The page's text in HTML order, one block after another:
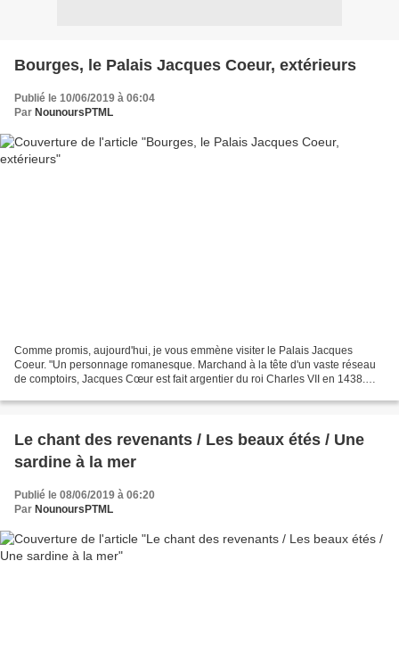
Bourges, le Palais Jacques Coeur, extérieurs
Publié le 10/06/2019 à 06:04
Par NounoursPTML
Comme promis, aujourd'hui, je vous emmène visiter le Palais Jacques
Coeur. "Un personnage romanesque. Marchand à la tête d'un vaste réseau
de comptoirs, Jacques Cœur est fait argentier du roi Charles VII en 1438.
Le chant des revenants / Les beaux étés / Une
sardine à la mer
Publié le 08/06/2019 à 06:20
Par NounoursPTML